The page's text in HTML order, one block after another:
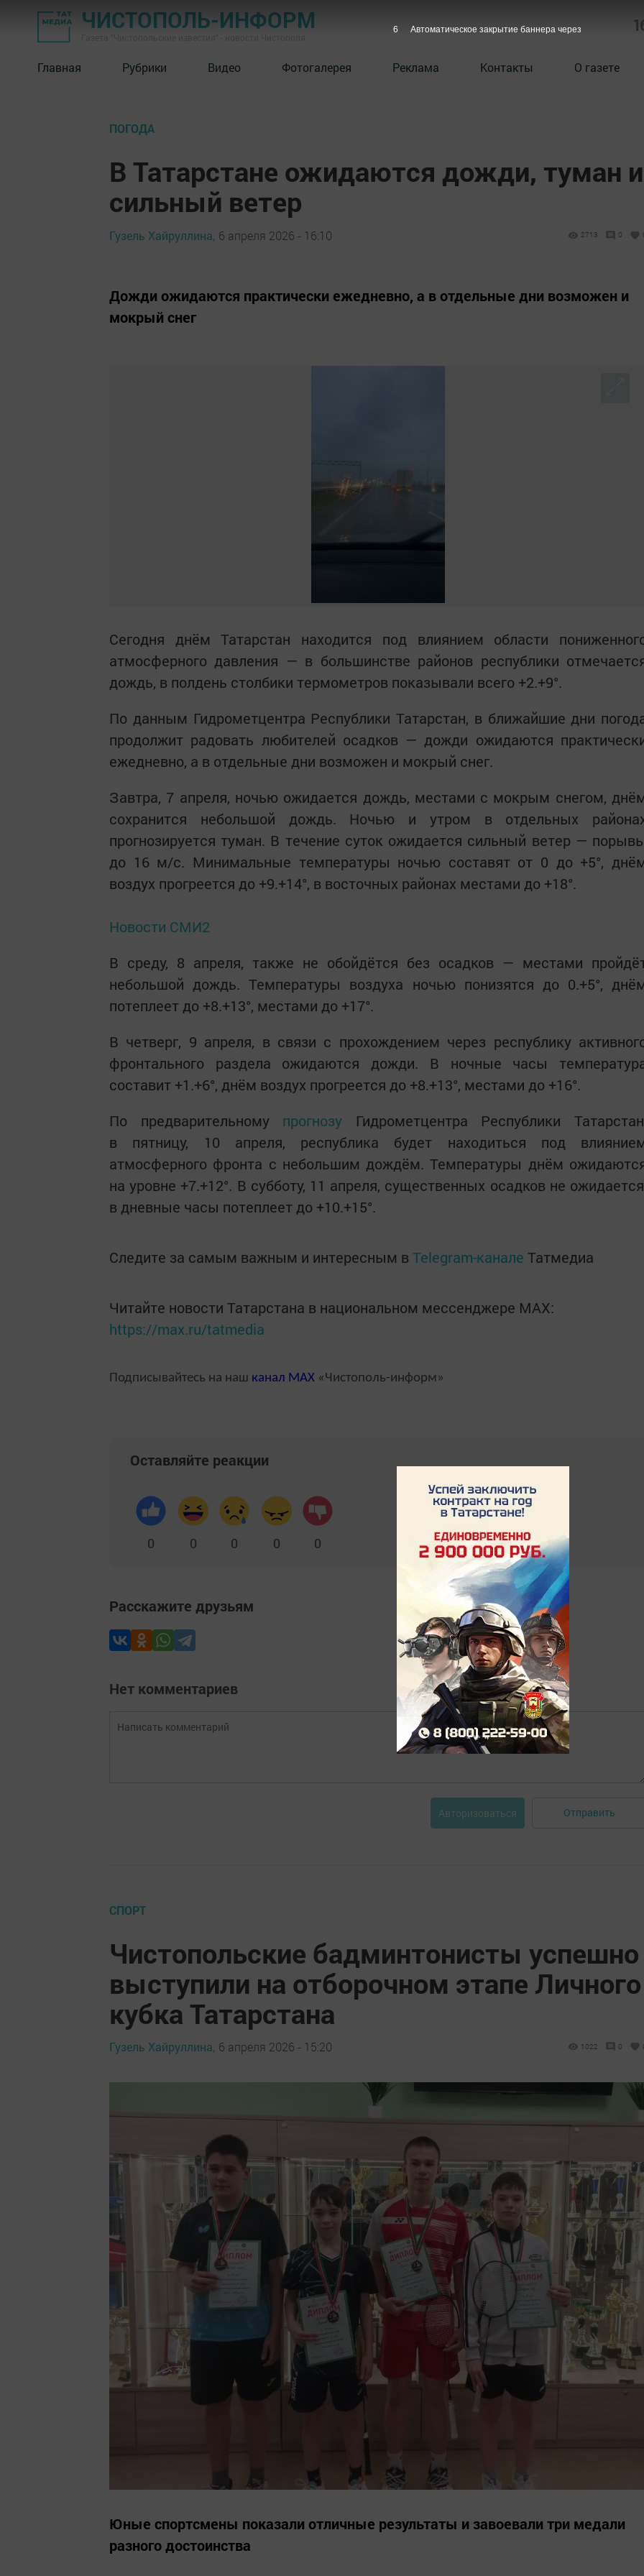
ЧИСТОПОЛЬ-ИНФОРМ
Главная Рубрики Видео Фотогалерея Реклама Контакты О газете
ПОГОДА
В Татарстане ожидаются дожди, туман и
сильный ветер
Гузель Хайруллина, 6 апреля 2026 - 16:10 2713 0
Дожди ожидаются практически ежедневно, а в отдельные дни возможен и
мокрый снег
Сегодня днём Татарстан находится под влиянием области
атмосферного давления — в большинстве районов республики
дождь, в полдень столбики термометров показывали всего +2.+9°.
По данным Гидрометцентра Республики Татарстан, в ближайшие дни
продолжит радовать любителей осадков — дожди ожидаются
ежедневно, а в отдельные дни возможен и мокрый снег.
Завтра, 7 апреля, ночью ожидается дождь, местами с мокрым снегом,
сохранится небольшой дождь. Ночью и утром в отдельных
прогнозируется туман. В течение суток ожидается сильный ветер —
до 16 м/с. Минимальные температуры ночью составят от 0 до +5°,
воздух прогреется до +9.+14°, в восточных районах местами до +18°.
Новости СМИ2
В среду, 8 апреля, также не обойдётся без осадков — местами
небольшой дождь. Температуры воздуха ночью понизятся до 0.+5°,
потеплеет до +8.+13°, местами до +17°.
В четверг, 9 апреля, в связи с прохождением через республику
фронтального раздела ожидаются дожди. В ночные часы
составит +1.+6°, днём воздух прогреется до +8.+13°, местами до +16°.
По предварительному прогнозу Гидрометцентра Республики
в пятницу, 10 апреля, республика будет находиться под
атмосферного фронта с небольшим дождём. Температуры днём
на уровне +7.+12°. В субботу, 11 апреля, существенных осадков не
в дневные часы потеплеет до +10.+15°.
Следите за самым важным и интересным в Telegram-канале Татмедиа
Читайте новости Татарстана в национальном мессенджере MАХ:
https://max.ru/tatmedia
Подписывайтесь на наш канал MAX «Чистополь-информ»
Оставляйте реакции
0 0 0 0 0
Расскажите друзьям
Нет комментариев
Авторизоваться Отправить
СПОРТ
Чистопольские бадминтонисты успешно
выступили на отборочном этапе Личного
кубка Татарстана
Гузель Хайруллина, 6 апреля 2026 - 15:20 1022 0
Юные спортсмены показали отличные результаты и завоевали три медали
разного достоинства
5 Автоматическое закрытие баннера через